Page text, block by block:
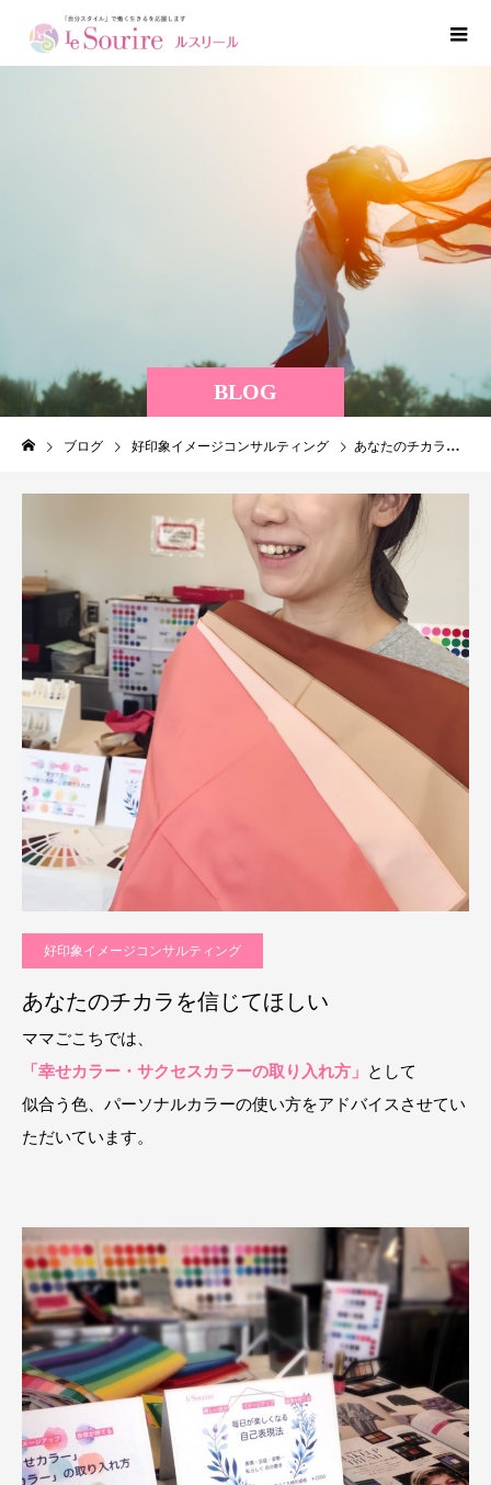
BLOG
ブログ 好印象イメージコンサルティング あなたのチカラを信じてほしい
好印象イメージコンサルティング
あなたのチカラを信じてほしい
ママごこちでは、
「幸せカラー・サクセスカラーの取り入れ方」 として
似合う色、パーソナルカラーの使い方をアドバイスさせてい
ただいています。